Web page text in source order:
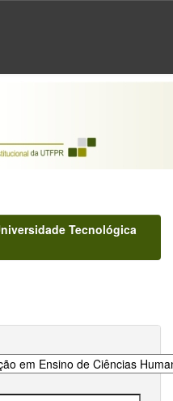
Tecnológica